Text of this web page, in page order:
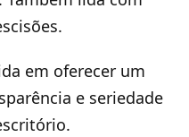
em oferecer um
e seriedade